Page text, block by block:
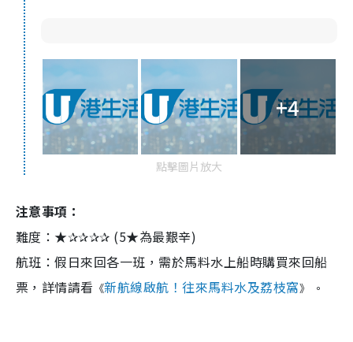
+4
點擊圖片放大
注意事項：
難度：★✰✰✰✰ (5★為最艱辛)
航班：假日來回各一班，需於馬料水上船時購買來回船
票，詳情請看 《新航線啟航！往來馬料水及荔枝窩》 。